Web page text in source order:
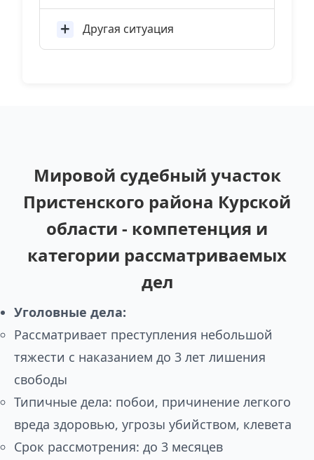
Другая ситуация
Мировой судебный участок
Пристенского района Курской
области - компетенция и
категории рассматриваемых
дел
Уголовные дела:
Рассматривает преступления небольшой
тяжести с наказанием до 3 лет лишения
свободы
Типичные дела: побои, причинение легкого
вреда здоровью, угрозы убийством, клевета
Срок рассмотрения: до 3 месяцев